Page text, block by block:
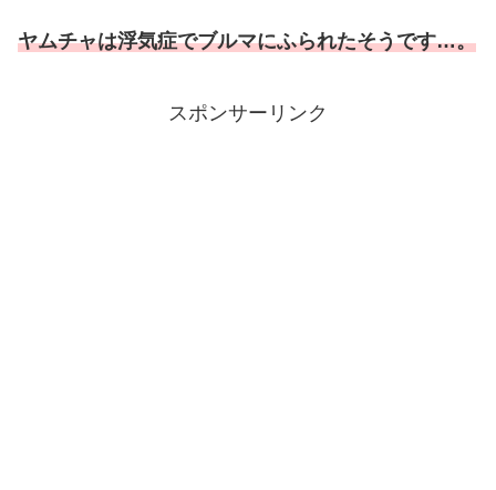
ヤムチャは浮気症でブルマにふられたそうです…。
スポンサーリンク